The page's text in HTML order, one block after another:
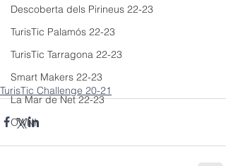
Descoberta dels Pirineus 22-23
TurisTic Palamós 22-23
TurisTic Tarragona 22-23
Smart Makers 22-23
La Mar de Net 22-23
OWNI
TurisTic Challenge 20-21